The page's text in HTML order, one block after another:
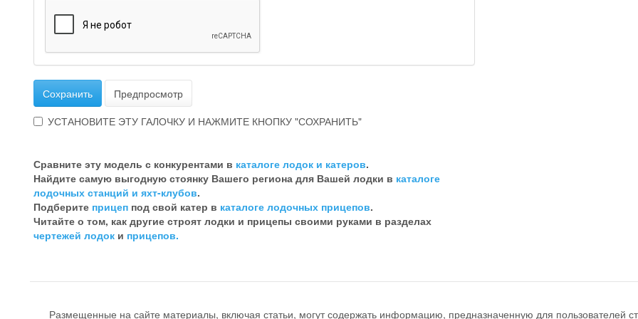
Сохранить
Предпросмотр
УСТАНОВИТЕ ЭТУ ГАЛОЧКУ И НАЖМИТЕ КНОПКУ "СОХРАНИТЬ"
говорит
о
том,
что
Вы
хотите
Сравните эту модель с конкурентами в каталоге лодок и катеров.
Найдите самую выгодную стоянку Вашего региона для Вашей лодки в каталоге
лодочных станций и яхт-клубов.
Подберите прицеп под свой катер в каталоге лодочных прицепов.
Читайте о том, как другие строят лодки и прицепы своими руками в разделах
чертежей лодок и прицепов.
Размещенные на сайте материалы, включая статьи, могут содержать информацию, предназначенную для пользователей